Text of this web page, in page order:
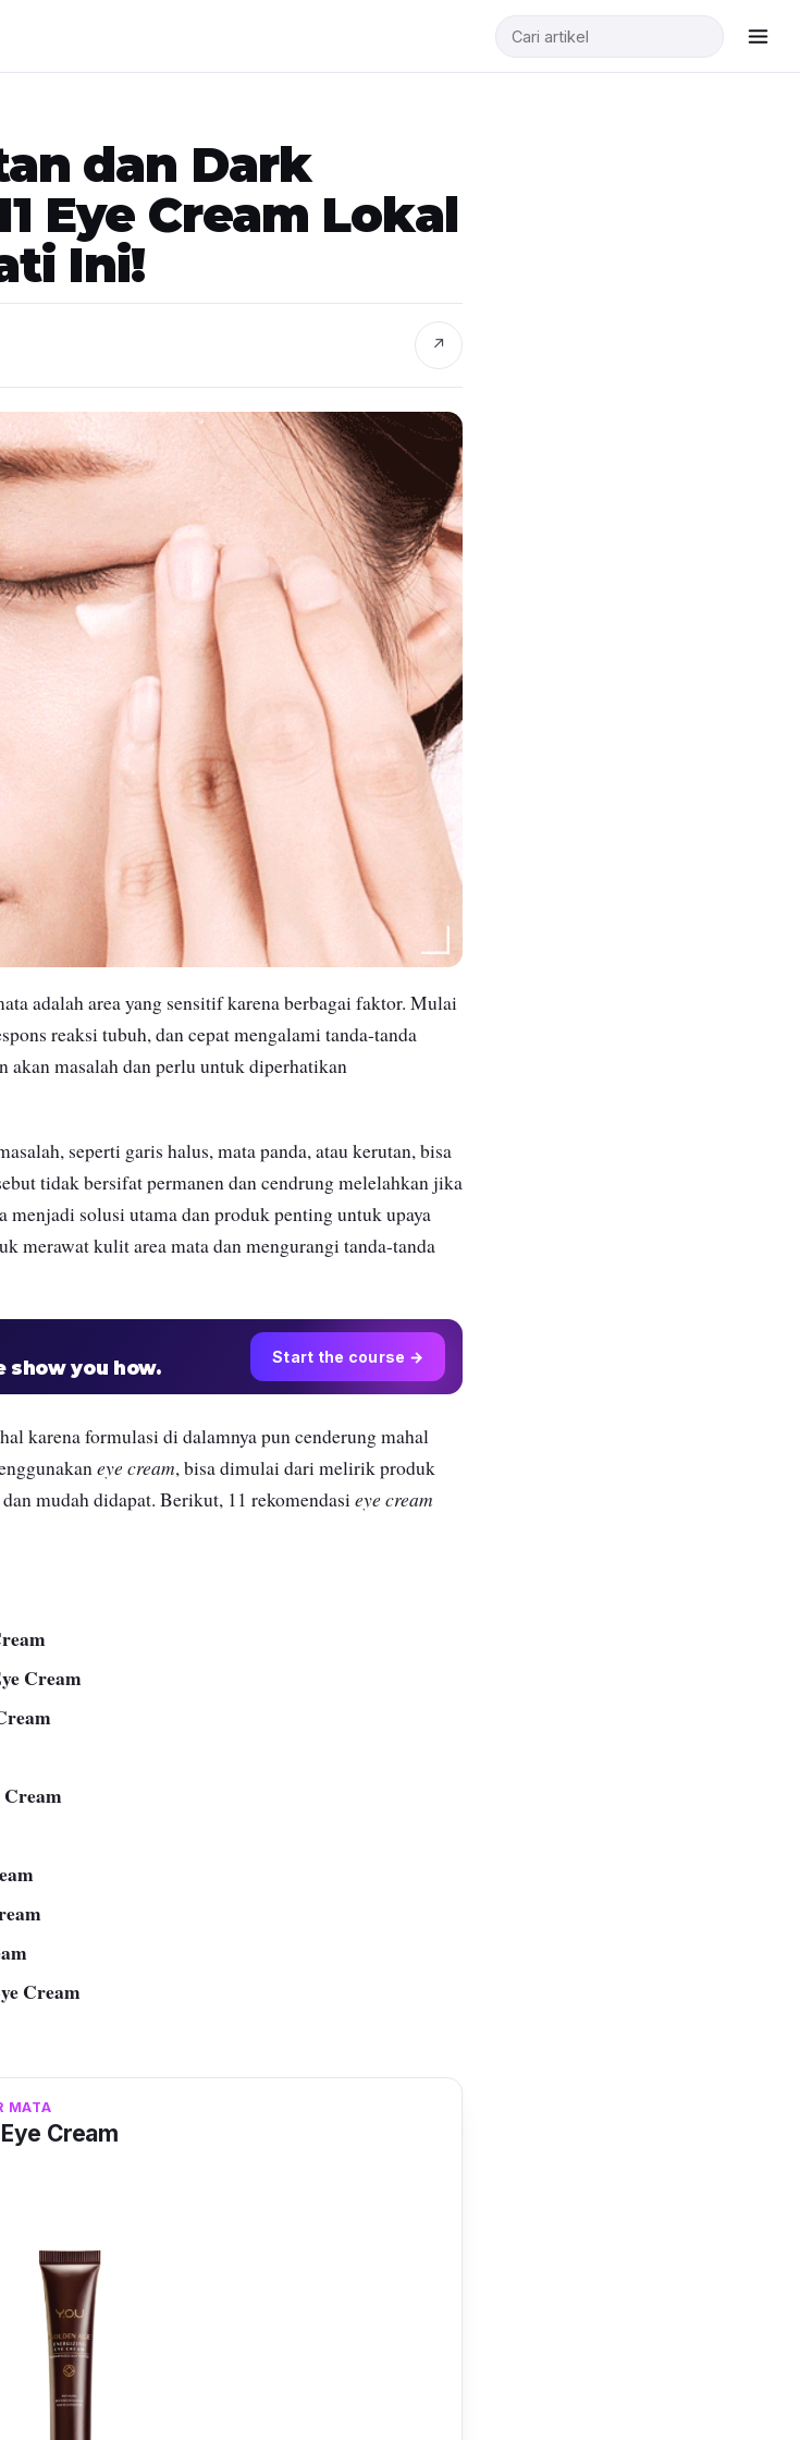
dan Dark
Eye Cream Lokal
Ini!
↗
adalah area yang sensitif karena berbagai faktor. Mulai
reaksi tubuh, dan cepat mengalami tanda-tanda
akan masalah dan perlu untuk diperhatikan
seperti garis halus, mata panda, atau kerutan, bisa
tidak bersifat permanen dan cendrung melelahkan jika
menjadi solusi utama dan produk penting untuk upaya
merawat kulit area mata dan mengurangi tanda-tanda
show you how. Start the course →
karena formulasi di dalamnya pun cenderung mahal
eye cream, bisa dimulai dari melirik produk
mudah didapat. Berikut, 11 rekomendasieye cream
Cream
Cream
MATA
Cream